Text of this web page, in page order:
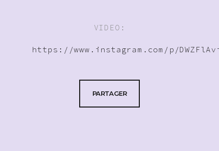
VIDEO:
https://www.instagram.com/p/
PARTAGER